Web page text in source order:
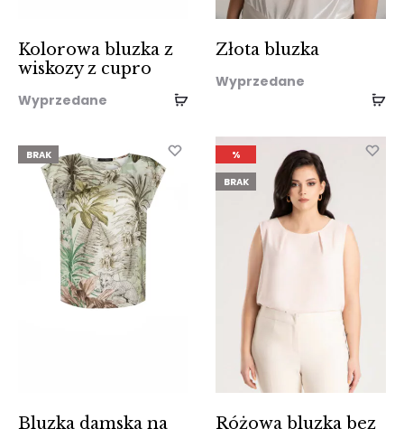
Kolorowa bluzka z
wiskozy z cupro
Wyprzedane
Złota bluzka
Wyprzedane
BRAK
Bluzka damska na
%
BRAK
Różowa bluzka bez